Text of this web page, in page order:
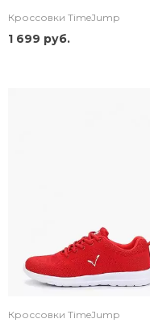
Кроссовки TimeJump
1 699 руб.
Кроссовки TimeJump